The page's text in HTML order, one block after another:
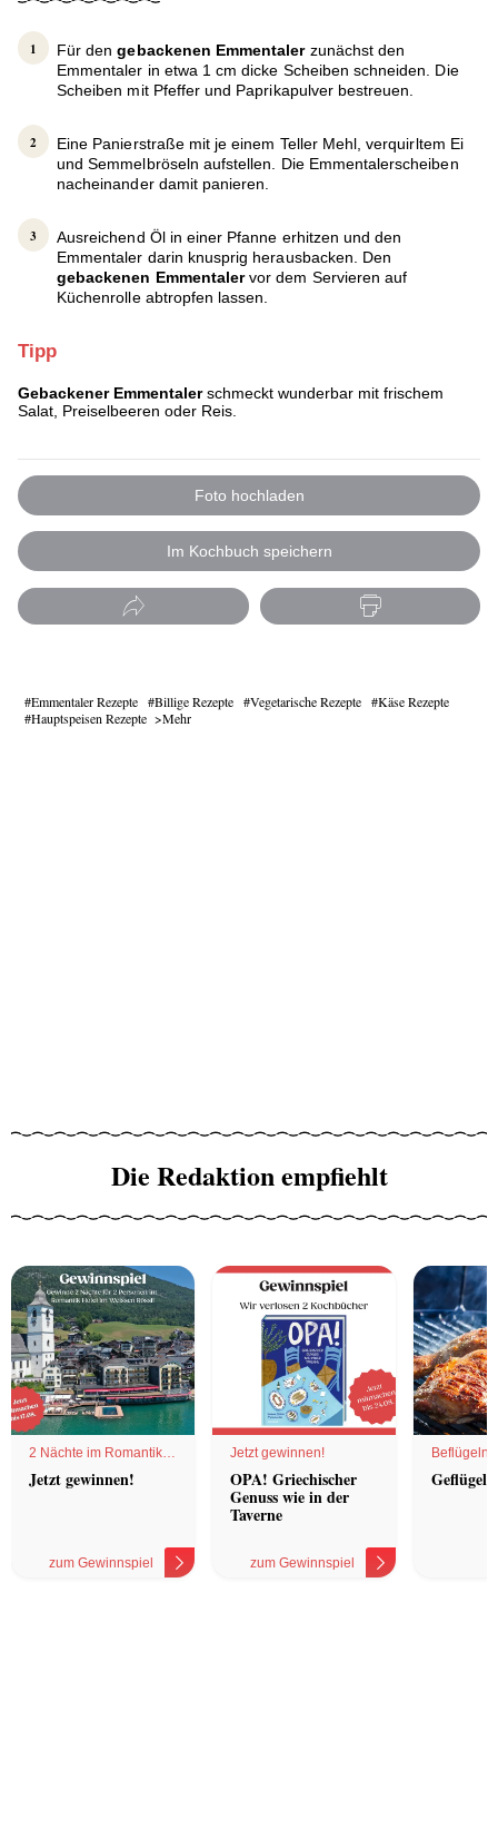
Für dengebackenen Emmentalerzunächst den
Emmentaler in etwa 1 cm dicke Scheiben schneiden. Die
Scheiben mit Pfeffer und Paprikapulver bestreuen.
Eine Panierstraße mit je einem Teller Mehl, verquirltem Ei
und Semmelbröseln aufstellen. Die Emmentalerscheiben
nacheinander damit panieren.
Ausreichend Öl in einer Pfanne erhitzen und den
Emmentaler darin knusprig herausbacken. Den
gebackenen Emmentalervor dem Servieren auf
Küchenrolle abtropfen lassen.
Tipp
Gebackener Emmentalerschmeckt wunderbar mit frischem
Salat, Preiselbeeren oder Reis.
Foto hochladen
Im Kochbuch speichern
Emmentaler Rezepte Billige Rezepte Vegetarische Rezepte
Käse Rezepte
Hauptspeisen Rezepte
Mehr
Die Redaktion empfiehlt
2 Nächte im Romantik
Hotel
Jetzt gewinnen!
zum Gewinnspiel
Jetzt gewinnen!
OPA! Griechischer
Genuss wie in der
Taverne
zum Gewinnspiel
Geflügel